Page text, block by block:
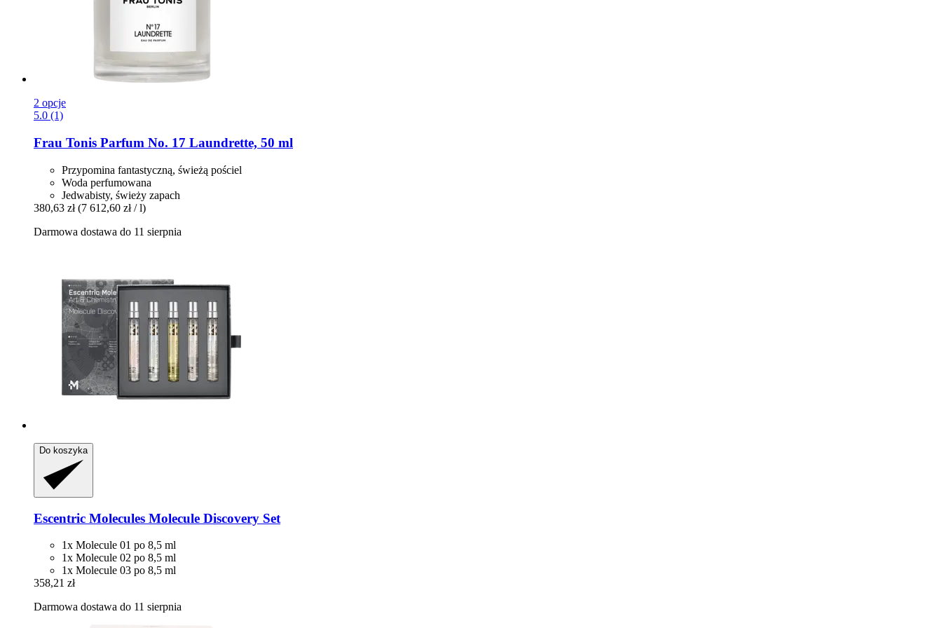
2 opcje
5.0 (1)
Frau Tonis Parfum No. 17 Laundrette, 50 ml
Przypomina fantastyczną, świeżą pościel
Woda perfumowana
Jedwabisty, świeży zapach
380,63 zł (7 612,60 zł / l)
Darmowa dostawa do 11 sierpnia
Do koszyka
Escentric Molecules Molecule Discovery Set
1x Molecule 01 po 8,5 ml
1x Molecule 02 po 8,5 ml
1x Molecule 03 po 8,5 ml
358,21 zł
Darmowa dostawa do 11 sierpnia